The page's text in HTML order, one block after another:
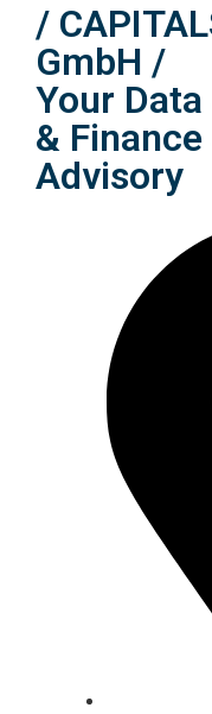
/
GmbH /
Your
&
Advisory